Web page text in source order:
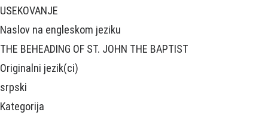
USEKOVANJE
Naslov na engleskom jeziku
THE BEHEADING OF ST. JOHN THE BAPTIST
Originalni jezik(ci)
srpski
Kategorija